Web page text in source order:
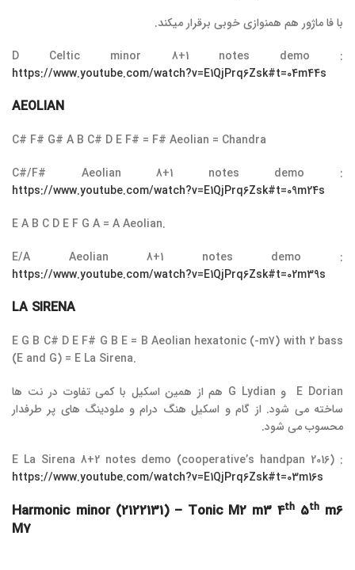
با فا ماژور هم همنوازی خوبی برقرار میکند.
D Celtic minor 8+1 notes demo :
https://www.youtube.com/watch?v=E1QjPrq6Zsk#t=04m44s
AEOLIAN
C# F# G# A B C# D E F# = F# Aeolian = Chandra
C#/F# Aeolian 8+1 notes demo :
https://www.youtube.com/watch?v=E1QjPrq6Zsk#t=09m24s
E A B C D E F G A = A Aeolian.
E/A Aeolian 8+1 notes demo :
https://www.youtube.com/watch?v=E1QjPrq6Zsk#t=02m39s
LA SIRENA
E G B C# D E F# G B E = B Aeolian hexatonic (-m7) with 2 bass
(E and G) = E La Sirena.
E Dorian و G Lydian هم از همین اسکیل با کمی تفاوت در نت ها
ساخته می شود. از گام و اسکیل هنگ درام و ملودینگ های پر طرفدار
محسوب می شود.
E La Sirena 8+2 notes demo (cooperative’s handpan 2016) :
https://www.youtube.com/watch?v=E1QjPrq6Zsk#t=03m16s
Harmonic minor (2122131) – Tonic M2 m3 4th 5th m6
M7